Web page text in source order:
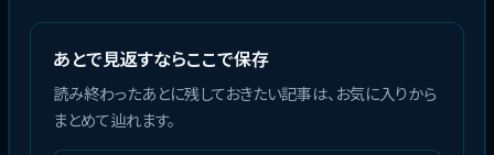
あとで見返すならここで保存
読み終わったあとに残しておきたい記事は、お気に入りから
まとめて辿れます。